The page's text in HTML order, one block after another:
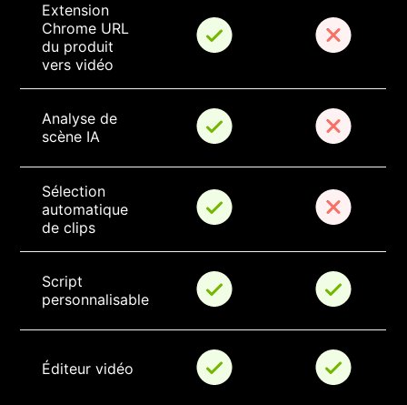
Extension
Chrome URL
du produit
vers vidéo
Analyse de
scène IA
Sélection
automatique
de clips
Script
personnalisable
Éditeur vidéo